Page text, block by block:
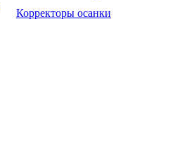
Корректоры осанки